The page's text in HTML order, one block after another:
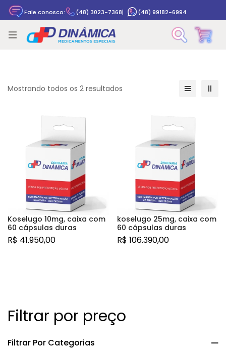
Fale conosco: (48) 3023-7368| (48) 99182-6994
Rastrear pedido
Filtrar por preço
Filtrar Por Categorias
Mostrando todos os 2 resultados
Koselugo 10mg, caixa com
60 cápsulas duras
R$ 41.950,00
koselugo 25mg, caixa com
60 cápsulas duras
R$ 106.390,00